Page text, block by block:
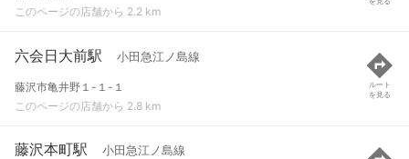
このページの店舗から 2.2 km
六会日大前駅 小田急江ノ島線
藤沢市亀井野１-１-１
このページの店舗から 2.8 km
ルート
を見る
藤沢本町駅 小田急江ノ島線